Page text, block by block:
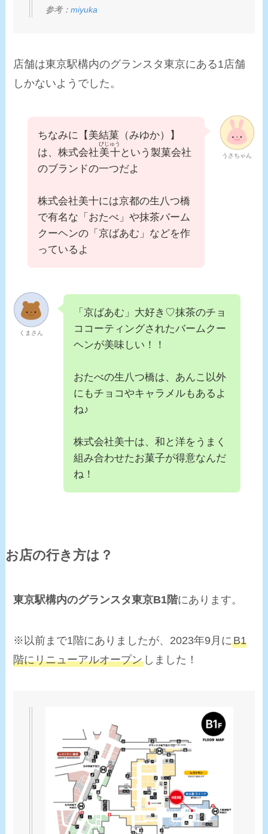
参考：miyuka
店舗は東京駅構内のグランスタ東京にある1店舗
しかないようでした。
うさちゃん
ちなみに【美結菓（みゆか）】
は、株式会社美十
びじゅう
という製菓会社
のブランドの一つだよ
株式会社美十には京都の生八つ橋
で有名な「おたべ」や抹茶バーム
クーヘンの「京ばあむ」などを作
っているよ
くまさん
「京ばあむ」大好き♡抹茶のチョ
ココーティングされたバームクー
ヘンが美味しい！！
おたべの生八つ橋は、あんこ以外
にもチョコやキャラメルもあるよ
ね♪
株式会社美十は、和と洋をうまく
組み合わせたお菓子が得意なんだ
ね！
お店の行き方は？
東京駅構内のグランスタ東京B1階にあります。
※以前まで1階にありましたが、2023年9月にB1
階にリニューアルオープン しました！